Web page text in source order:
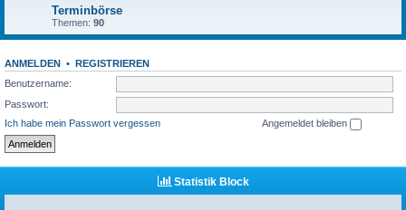
Terminbörse
Themen: 90
ANMELDEN •
REGISTRIEREN
Benutzername:
Passwort:
Ich habe mein Passwort vergessen
Angemeldet bleiben
Statistik Block